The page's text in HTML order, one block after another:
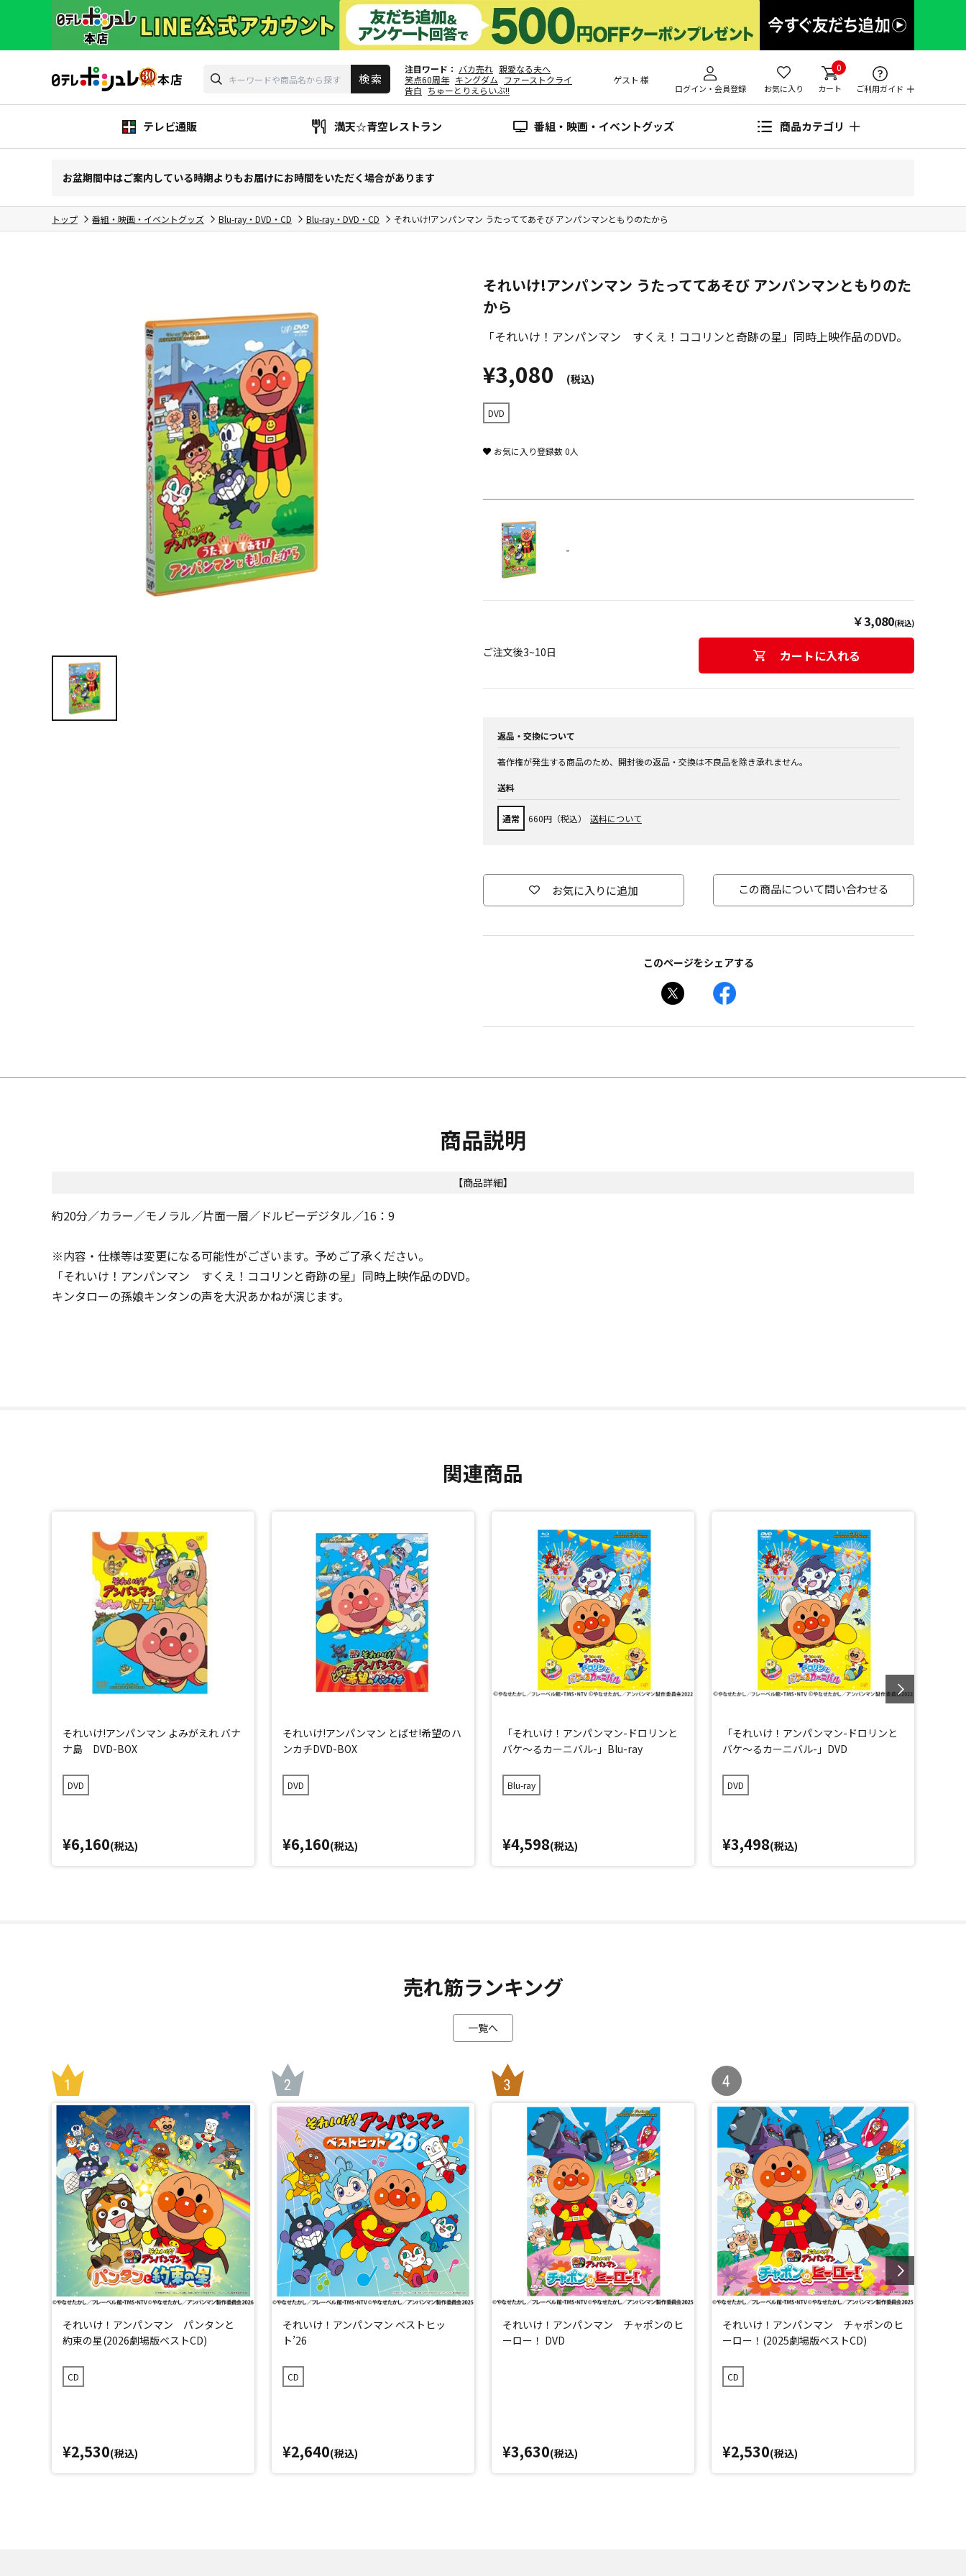
注目ワード バカ売れ 親愛なる夫へ
笑点60周年 キングダム ファーストクライ
告白 ちゅーとりえらいぶ!!
ゲスト 様
ログイン・会員登録 お気に入り
0
カート ご利用ガイド
テレビ通販 満天☆青空レストラン 番組・映画・イベントグッズ 商品カテゴリ
お盆期間中はご案内している時期よりもお届けにお時間をいただく場合があります
トップ 番組・映画・イベントグッズ Blu-ray・DVD・CD Blu-ray・DVD・CD それいけ!アンパンマン うたっててあそび アンパンマンともりのたから
それいけ!アンパンマン うたっててあそび アンパンマンともりのた
から
「それいけ！アンパンマン すくえ！ココリンと奇跡の星」同時上映作品のDVD。
¥3,080 (税込)
DVD
お気に入り登録数0人
-
￥3,080(税込)
ご注文後3~10日 カートに入れる
返品・交換について
著作権が発生する商品のため、開封後の返品・交換は不良品を除き承れません。
送料
通常 660円（税込） 送料について
お気に入りに追加 この商品について問い合わせる
このページをシェアする
商品説明
【商品詳細】
約20分／カラー／モノラル／片面一層／ドルビーデジタル／16：9
※内容・仕様等は変更になる可能性がございます。予めご了承ください。
「それいけ！アンパンマン すくえ！ココリンと奇跡の星」同時上映作品のDVD。
キンタローの孫娘キンタンの声を大沢あかねが演じます。
関連商品
それいけ!アンパンマン よみがえれ バナ
ナ島 DVD-BOX
DVD
¥6,160(税込)
それいけ!アンパンマン とばせ!希望のハ
ンカチDVD-BOX
DVD
¥6,160(税込)
「それいけ！アンパンマン-ドロリンと
バケ～るカーニバル-」Blu-ray
Blu-ray
¥4,598(税込)
「それいけ！アンパンマン-ドロリンと
バケ～るカーニバル-」DVD
DVD
¥3,498(税込)
売れ筋ランキング
一覧へ
それいけ！アンパンマン パンタンと
約束の星(2026劇場版ベストCD)
CD
¥2,530(税込)
それいけ！アンパンマン ベストヒッ
ト’26
CD
¥2,640(税込)
それいけ！アンパンマン チャポンのヒ
ーロー！ DVD
¥3,630(税込)
それいけ！アンパンマン チャポンのヒ
ーロー！(2025劇場版ベストCD)
CD
¥2,530(税込)